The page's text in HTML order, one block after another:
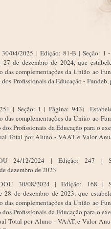
30/04/2025 | Edição: 81-B |Seção: 1
de dezembro de 2024, que
das complementações da União ao
Profissionais da Educação - Fundeb,
251 | Seção: 1 | Página:943)
das complementações da União ao
Profissionais da Educação para o
Total por Aluno - VAAT e Valor
24/12/2024 |Edição:247 |
dezembro de 2023
30/08/2024 |Edição: 168 |
de dezembro de 2023, que
das complementações da União ao
Profissionais da Educação para o
Total por Aluno - VAAT, e Valor